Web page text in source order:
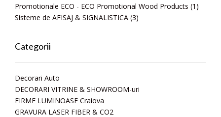
Promotionale ECO - ECO Promotional Wood Products (1)
Sisteme de AFISAJ & SIGNALISTICA (3)
Categorii
Decorari Auto
DECORARI VITRINE & SHOWROOM-uri
FIRME LUMINOASE Craiova
GRAVURA LASER FIBER & CO2